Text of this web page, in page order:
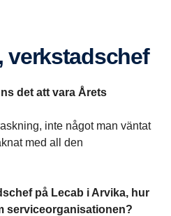
verkstads­chef
det att vara Årets
inte något man väntat
med all den
på Lecab i Arvika, hur
serviceorganisationen?